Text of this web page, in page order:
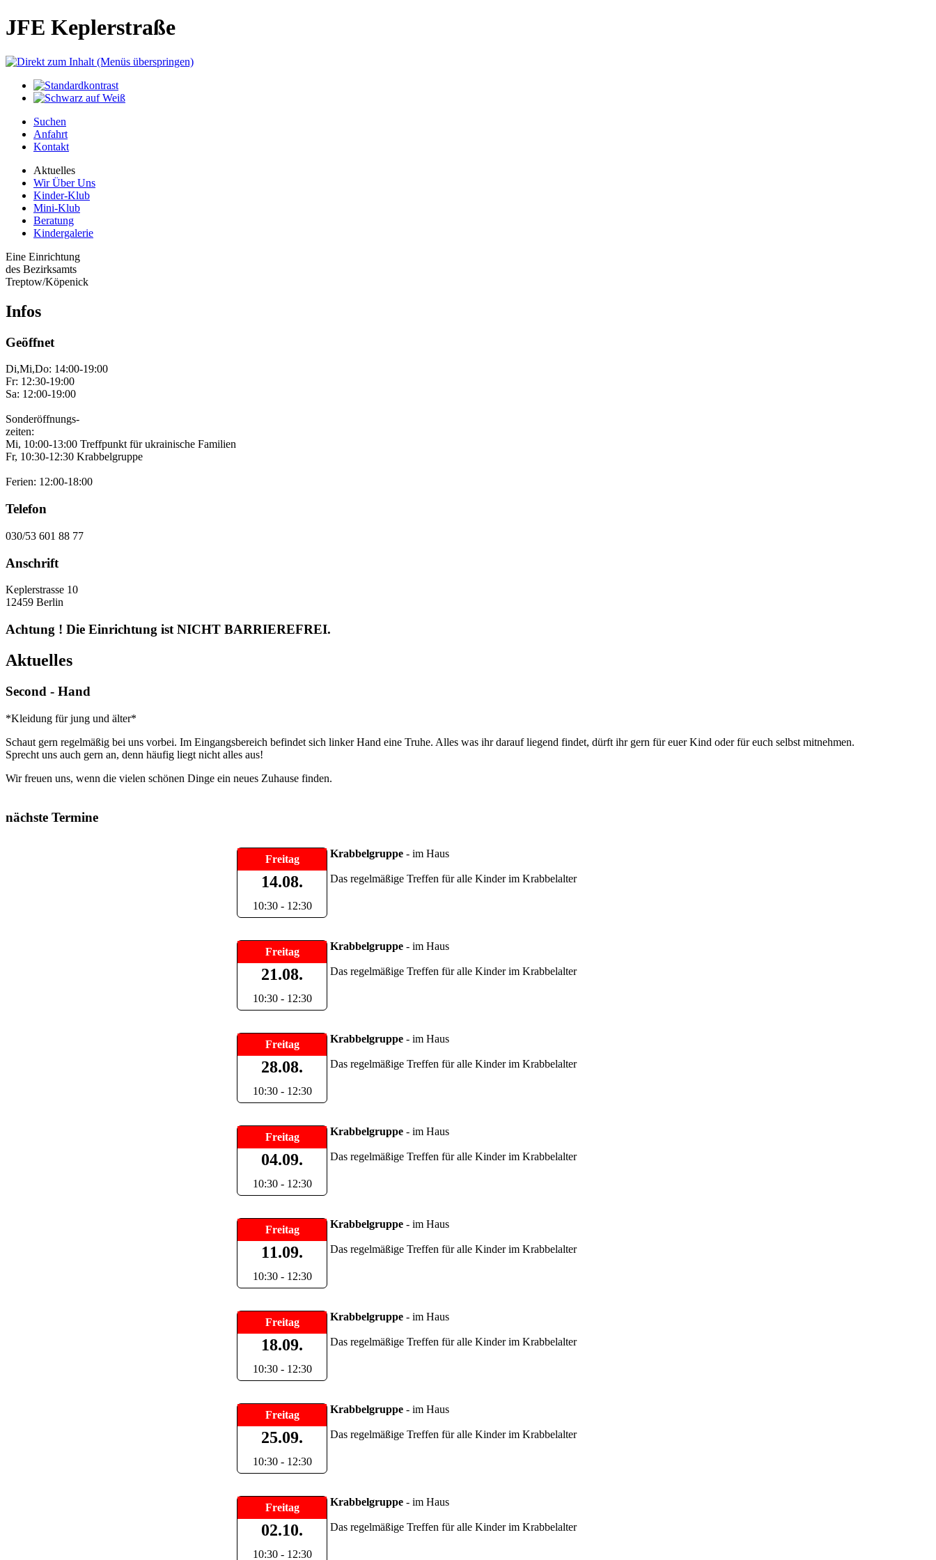
JFE Keplerstraße
Suchen
Anfahrt
Kontakt
Aktuelles
Wir Über Uns
Kinder-Klub
Mini-Klub
Beratung
Kindergalerie
Eine Einrichtung
des Bezirksamts
Treptow/Köpenick
Infos
Geöffnet
Di,Mi,Do: 14:00-19:00
Fr: 12:30-19:00
Sa: 12:00-19:00
Sonderöffnungs-
zeiten:
Mi, 10:00-13:00 Treffpunkt für ukrainische Familien
Fr, 10:30-12:30 Krabbelgruppe
Ferien: 12:00-18:00
Telefon
030/53 601 88 77
Anschrift
Keplerstrasse 10
12459 Berlin
Achtung ! Die Einrichtung ist NICHT BARRIEREFREI.
Aktuelles
Second - Hand
*Kleidung für jung und älter*
Schaut gern regelmäßig bei uns vorbei. Im Eingangsbereich befindet sich linker Hand eine Truhe. Alles was ihr darauf liegend findet, dürft ihr gern für euer Kind oder für euch selbst mitnehmen.
Sprecht uns auch gern an, denn häufig liegt nicht alles aus!
Wir freuen uns, wenn die vielen schönen Dinge ein neues Zuhause finden.
nächste Termine
Freitag
14.08.
10:30 - 12:30
Krabbelgruppe - im Haus
Das regelmäßige Treffen für alle Kinder im Krabbelalter
Freitag
21.08.
10:30 - 12:30
Krabbelgruppe - im Haus
Das regelmäßige Treffen für alle Kinder im Krabbelalter
Freitag
28.08.
10:30 - 12:30
Krabbelgruppe - im Haus
Das regelmäßige Treffen für alle Kinder im Krabbelalter
Freitag
04.09.
10:30 - 12:30
Krabbelgruppe - im Haus
Das regelmäßige Treffen für alle Kinder im Krabbelalter
Freitag
11.09.
10:30 - 12:30
Krabbelgruppe - im Haus
Das regelmäßige Treffen für alle Kinder im Krabbelalter
Freitag
18.09.
10:30 - 12:30
Krabbelgruppe - im Haus
Das regelmäßige Treffen für alle Kinder im Krabbelalter
Freitag
25.09.
10:30 - 12:30
Krabbelgruppe - im Haus
Das regelmäßige Treffen für alle Kinder im Krabbelalter
Freitag
02.10.
10:30 - 12:30
Krabbelgruppe - im Haus
Das regelmäßige Treffen für alle Kinder im Krabbelalter